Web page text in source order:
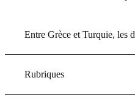
Entre Grèce et Turquie, les
Rubriques